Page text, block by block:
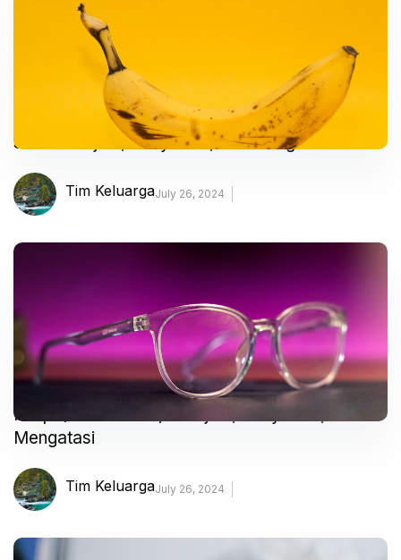
Sifilis – Gejala, Penyebab, dan Mengobati
Tim KeluargaJuly 26, 2024
Miopi (Rabun Jauh) – Gejala, Penyebab, dan
Mengatasi
Tim KeluargaJuly 26, 2024